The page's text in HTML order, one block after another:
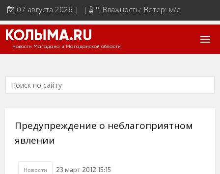
07 августа 2026 | | °, Влажность: Ветер: м/с
КОЛЫМА.RU
Новости Магадана и Магаданской области
Предупреждение о неблагоприятном
явлении
Новости 23 март 2012 15:15